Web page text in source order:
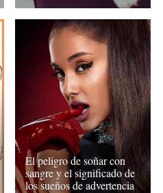
El peligro de soñar con
sangre y el significado de
los sueños de advertencia